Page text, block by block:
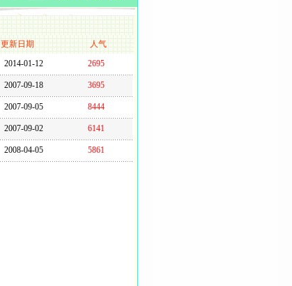
更新日期
人气
2014-01-12 2695
2007-09-18 3695
2007-09-05 8444
2007-09-02 6141
2008-04-05 5861